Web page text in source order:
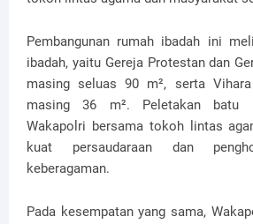
Pembangunan rumah ibadah ini
ibadah, yaitu Gereja Protestan dan
masing seluas 90 m², serta
masing 36 m². Peletakan batu
Wakapolri bersama tokoh lintas
kuat persaudaraan dan
keberagaman.
Pada kesempatan yang sama,